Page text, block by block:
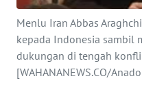
Menlu Iran Abbas
kepada Indonesia sambil
dukungan di tengah
[WAHANANEWS.CO/
PENDIDIKAN
OLAHRAGA